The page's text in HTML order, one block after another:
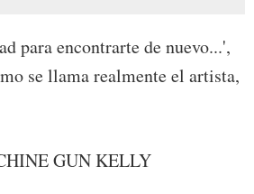
para encontrarte de nuevo...',
se llama realmente el artista,